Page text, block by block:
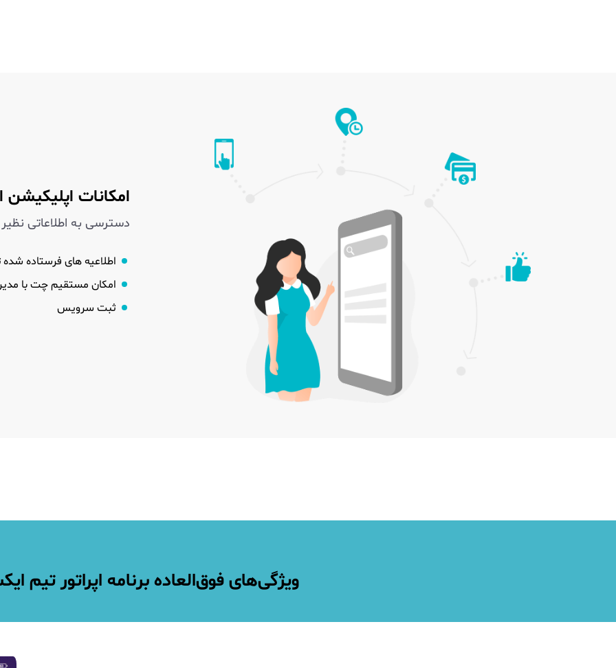
امکانات اپلیکیشن
دسترسی به اطلاعاتی
اطلاعیه های فرستاده
امکان مستقیم چت با
ثبت سرویس
ویژگی‌های فوق‌العاده برنامه اپراتور تیم